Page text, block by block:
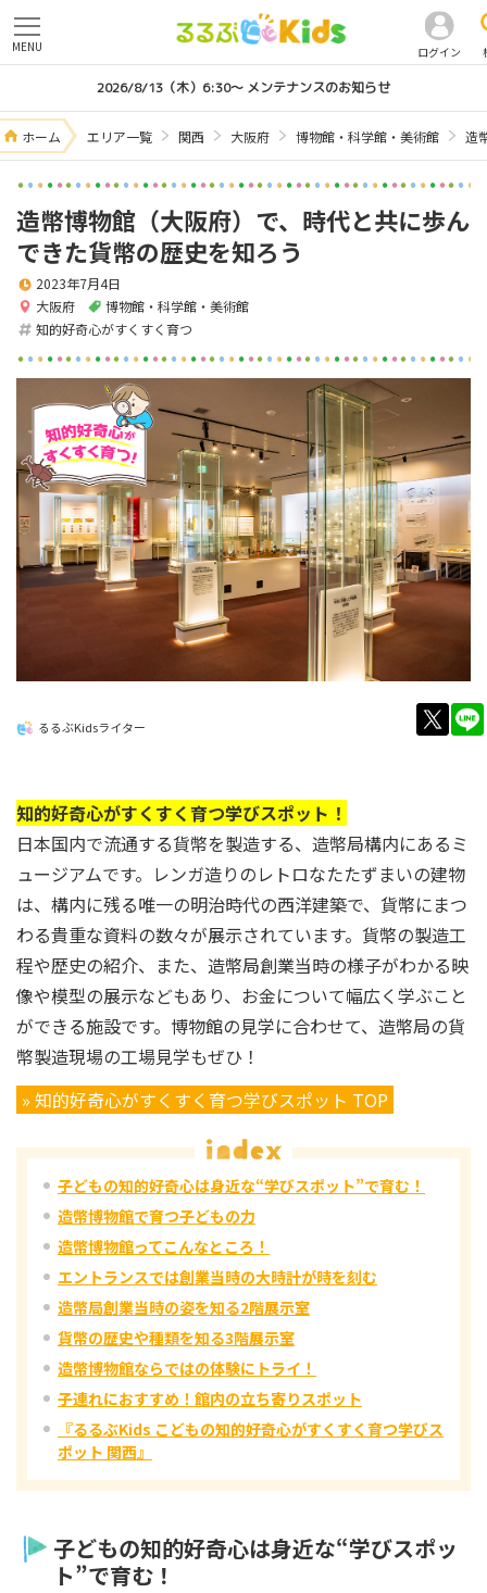
ログイン
MENU
2026/8/13（木）6:30～ メンテナンスのお知らせ
ホーム エリア一覧 関西 大阪府 博物館・科学館・美術館 造
造幣博物館（大阪府）で、時代と共に歩ん
できた貨幣の歴史を知ろう
大阪府 博物館・科学館・美術館
2023年7月4日
知的好奇心がすくすく育つ
るるぶKidsライター
知的好奇心がすくすく育つ学びスポット！
日本国内で流通する貨幣を製造する、造幣局構内にあるミ
ュージアムです。レンガ造りのレトロなたたずまいの建物
は、構内に残る唯一の明治時代の西洋建築で、貨幣にまつ
わる貴重な資料の数々が展示されています。貨幣の製造工
程や歴史の紹介、また、造幣局創業当時の様子がわかる映
像や模型の展示などもあり、お金について幅広く学ぶこと
ができる施設です。博物館の見学に合わせて、造幣局の貨
幣製造現場の工場見学もぜひ！
» 知的好奇心がすくすく育つ学びスポット TOP
子どもの知的好奇心は身近な“学びスポット”で育む！
造幣博物館で育つ子どもの力
造幣博物館ってこんなところ！
エントランスでは創業当時の大時計が時を刻む
造幣局創業当時の姿を知る2階展示室
貨幣の歴史や種類を知る3階展示室
造幣博物館ならではの体験にトライ！
子連れにおすすめ！館内の立ち寄りスポット
『るるぶKids こどもの知的好奇心がすくすく育つ学びス
ポット 関西』
子どもの知的好奇心は身近な“学びスポッ
ト”で育む！